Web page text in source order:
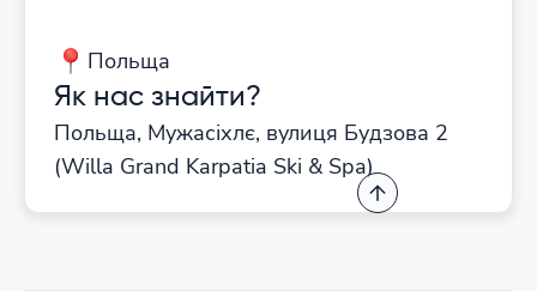
Польща
Як нас знайти?
Польща, Мужасіхлє, вулиця Будзова 2
(Willa Grand Karpatia Ski & Spa)